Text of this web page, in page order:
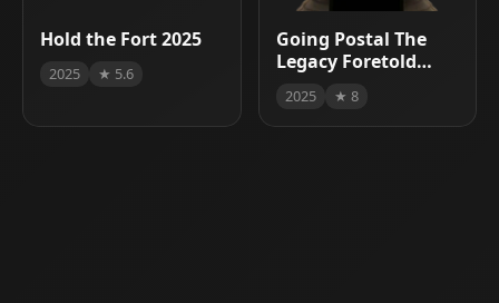
Hold the Fort 2025
2025 ★ 5.6
Going Postal The
Legacy Foretold
2025 ★ 8